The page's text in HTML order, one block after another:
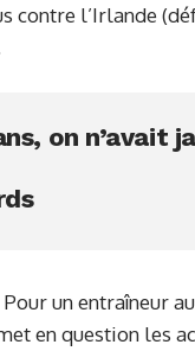
contre l’Irlande
on n’avait
Pour un entraîneur
en question les